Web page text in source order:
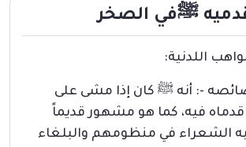
ﷺفي الصخر
اللدنية:
-: أنه ﷺ كان إذا مشى على
فيه، كما هو مشهور قديماً
الشعراء في منظومهم والبلغاء